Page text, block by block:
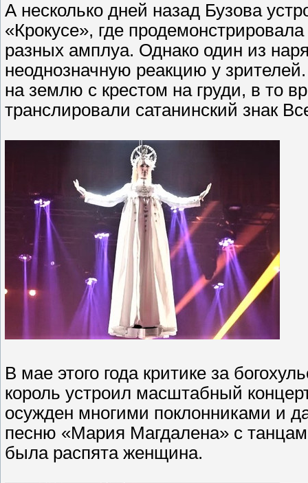
А несколько дней назад Бузова
«Крокусе», где
разных амплуа. Однако один из
неоднозначную реакцию у
на землю с крестом на груди, в то
транслировали сатанинский знак
В мае этого года критике за
король устроил масштабный
осужден многими поклонниками и
песню «Мария Магдалена» с
была распята женщина.